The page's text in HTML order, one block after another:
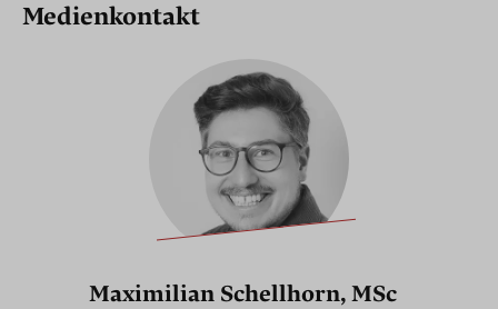
Medienkontakt
Maximilian Schellhorn, MSc